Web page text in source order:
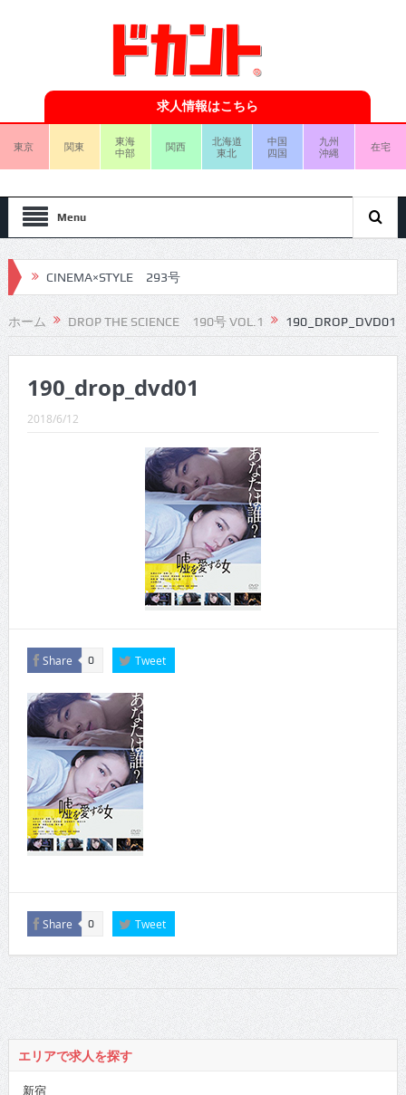
求人情報はこちら
東京 関東
東海
中部
関西
北海道
東北
中国
四国
九州
沖縄
在宅
Menu
CINEMA×STYLE 293号
CINEMA×STYLE 292号
CINEMA×STYLE 291号
CINEMA×STYLE 290号
CINEMA×STYLE 289号
CINEMA×STYLE 288号
CINEMA×STYLE 287号
CINEMA×STYLE 286号
CINEMA×STYLE 285号
CINEMA×STYLE 294号
ホーム DROP THE SCIENCE 190号 VOL.1 190_DROP_DVD01
190_drop_dvd01
2018/6/12
Share 0 Tweet
Share 0 Tweet
エリアで求人を探す
新宿